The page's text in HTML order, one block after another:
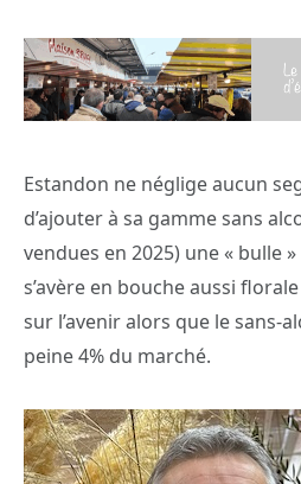
Estandon ne néglige aucun
d’ajouter à sa gamme sans
vendues en 2025) une « bulle
s’avère en bouche aussi
sur l’avenir alors que le sans-
peine 4% du marché.